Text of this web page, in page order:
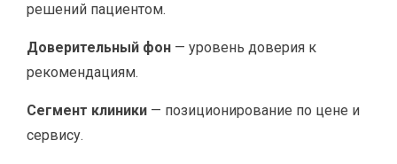
решений пациентом.
Доверительный фон — уровень доверия к
рекомендациям.
Сегмент клиники — позиционирование по цене и
сервису.